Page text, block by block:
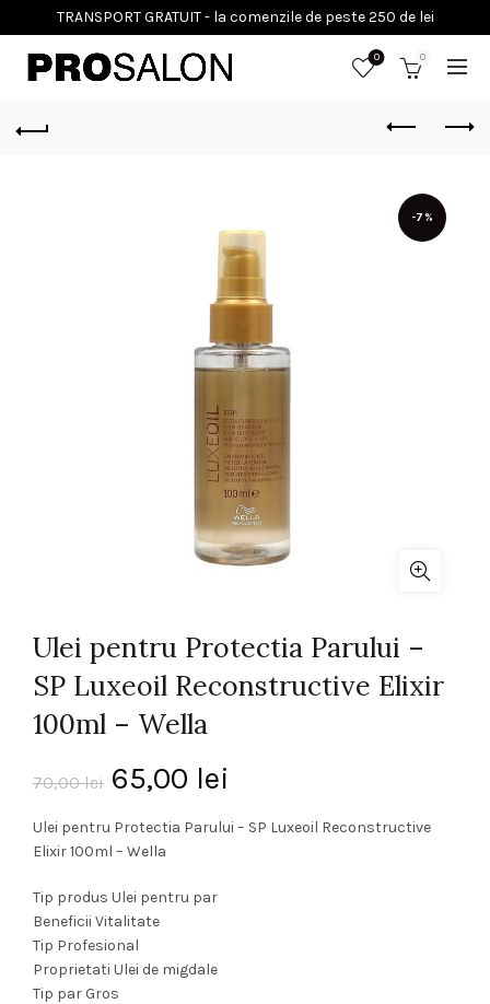
0 0
-7%
Ulei pentru Protectia Parului –
SP Luxeoil Reconstructive Elixir
100ml – Wella
70,00lei Prețul
inițial
fost:
70,00 lei.
65,00 lei
curent
Ulei pentru Protectia Parului – SP Luxeoil Reconstructive
Elixir 100ml – Wella
Tip produs Ulei pentru par
Beneficii Vitalitate
Tip Profesional
Proprietati Ulei de migdale
Tip par Gros